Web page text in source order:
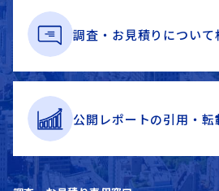
調査・お見積りについて
公開レポートの引用・転